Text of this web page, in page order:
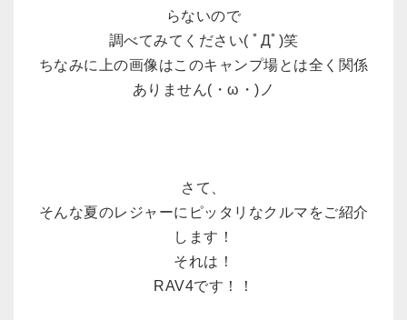
らないので
調べてみてください( ﾟДﾟ)笑
ちなみに上の画像はこのキャンプ場とは全く関係
ありません(・ω・)ノ
さて、
そんな夏のレジャーにピッタリなクルマをご紹介
します！
それは！
RAV4です！！